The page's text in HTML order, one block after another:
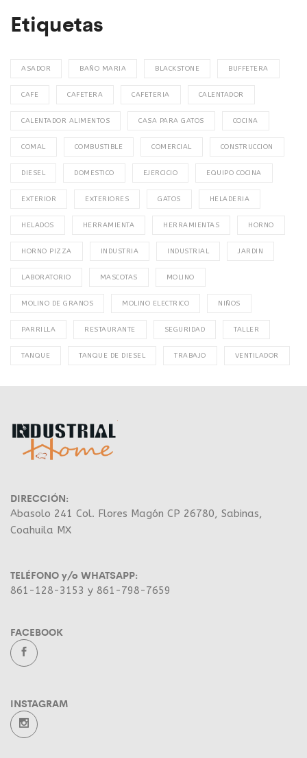
Etiquetas
ASADOR BAÑO MARIA BLACKSTONE BUFFETERA
CAFE CAFETERA CAFETERIA CALENTADOR
CALENTADOR ALIMENTOS CASA PARA GATOS COCINA
COMAL COMBUSTIBLE COMERCIAL CONSTRUCCION
DIESEL DOMESTICO EJERCICIO EQUIPO COCINA
EXTERIOR EXTERIORES GATOS HELADERIA
HELADOS HERRAMIENTA HERRAMIENTAS HORNO
HORNO PIZZA INDUSTRIA INDUSTRIAL JARDIN
LABORATORIO MASCOTAS MOLINO
MOLINO DE GRANOS MOLINO ELECTRICO NIÑOS
PARRILLA RESTAURANTE SEGURIDAD TALLER
TANQUE TANQUE DE DIESEL TRABAJO VENTILADOR
DIRECCIÓN:
Abasolo 241 Col. Flores Magón CP 26780, Sabinas,
Coahuila MX
TELÉFONO y/o WHATSAPP:
861-128-3153 y 861-798-7659
FACEBOOK
INSTAGRAM